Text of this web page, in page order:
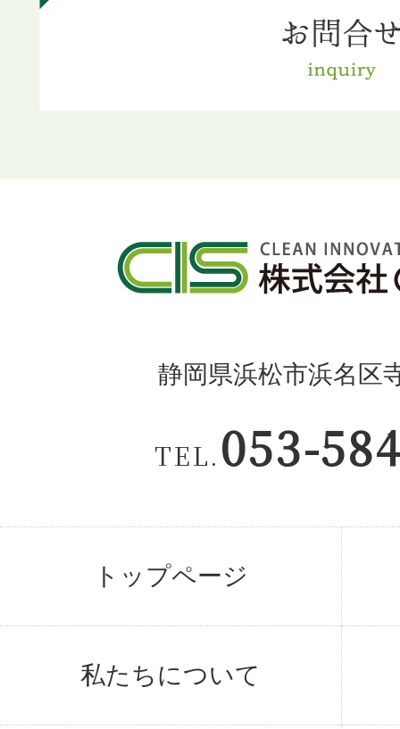
静岡県浜松市浜名区
TEL. 053-
トップページ
私たちについて